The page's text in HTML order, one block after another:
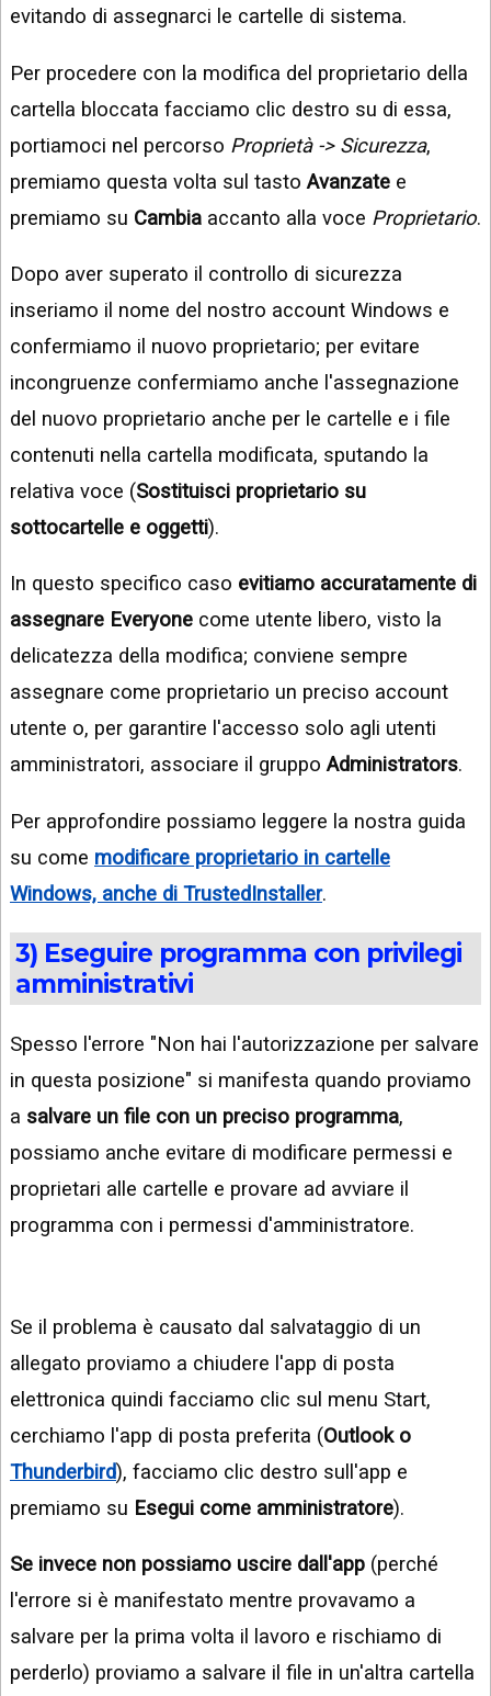
evitando di assegnarci le cartelle di sistema.
Per procedere con la modifica del proprietario della
cartella bloccata facciamo clic destro su di essa,
portiamoci nel percorso Proprietà -> Sicurezza,
premiamo questa volta sul tasto Avanzate e
premiamo su Cambia accanto alla voce Proprietario.
Dopo aver superato il controllo di sicurezza
inseriamo il nome del nostro account Windows e
confermiamo il nuovo proprietario; per evitare
incongruenze confermiamo anche l'assegnazione
del nuovo proprietario anche per le cartelle e i file
contenuti nella cartella modificata, sputando la
relativa voce (Sostituisci proprietario su
sottocartelle e oggetti).
In questo specifico caso evitiamo accuratamente di
assegnare Everyone come utente libero, visto la
delicatezza della modifica; conviene sempre
assegnare come proprietario un preciso account
utente o, per garantire l'accesso solo agli utenti
amministratori, associare il gruppoAdministrators.
Per approfondire possiamo leggere la nostra guida
su come modificare proprietario in cartelle
Windows, anche di TrustedInstaller.
3) Eseguire programma con privilegi
amministrativi
Spesso l'errore "Non hai l'autorizzazione per salvare
in questa posizione" si manifesta quando proviamo
a salvare un file con un preciso programma,
possiamo anche evitare di modificare permessi e
proprietari alle cartelle e provare ad avviare il
programma con i permessi d'amministratore.
Se il problema è causato dal salvataggio di un
allegato proviamo a chiudere l'app di posta
elettronica quindi facciamo clic sul menu Start,
cerchiamo l'app di posta preferita (Outlook o
Thunderbird), facciamo clic destro sull'app e
premiamo su Esegui come amministratore).
Se invece non possiamo uscire dall'app (perché
l'errore si è manifestato mentre provavamo a
salvare per la prima volta il lavoro e rischiamo di
perderlo) proviamo a salvare il file in un'altra cartella